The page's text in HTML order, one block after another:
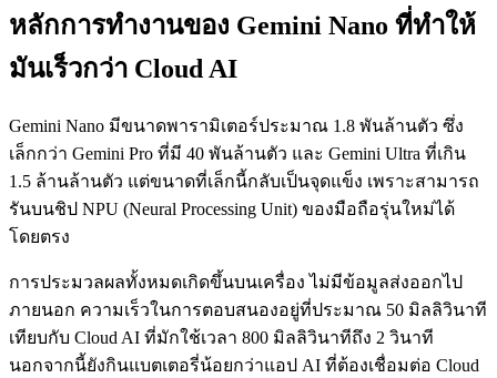
หลักการทำงานของ Gemini Nano ที่ทำให้
มันเร็วกว่า Cloud AI
Gemini Nano มีขนาดพารามิเตอร์ประมาณ 1.8 พันล้านตัว ซึ่ง
เล็กกว่า Gemini Pro ที่มี 40 พันล้านตัว และ Gemini Ultra ที่เกิน
1.5 ล้านล้านตัว แต่ขนาดที่เล็กนี้กลับเป็นจุดแข็ง เพราะสามารถ
รันบนชิป NPU (Neural Processing Unit) ของมือถือรุ่นใหม่ได้
โดยตรง
การประมวลผลทั้งหมดเกิดขึ้นบนเครื่อง ไม่มีข้อมูลส่งออกไป
ภายนอก ความเร็วในการตอบสนองอยู่ที่ประมาณ 50 มิลลิวินาที
เทียบกับ Cloud AI ที่มักใช้เวลา 800 มิลลิวินาทีถึง 2 วินาที
นอกจากนี้ยังกินแบตเตอรี่น้อยกว่าแอป AI ที่ต้องเชื่อมต่อ Cloud